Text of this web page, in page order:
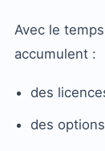
Avec le
accumulent :
des
des